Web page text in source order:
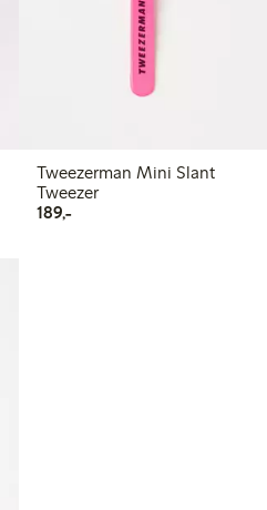
Tweezerman Mini Slant
Tweezer
189,-189,00 kr